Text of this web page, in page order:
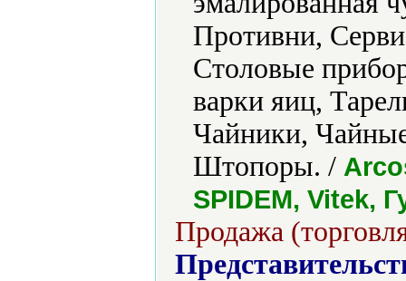
Противни,
Столовые
варки яиц,
Чайники,
Штопоры. /
SPIDEM, Vitek,
Продажа